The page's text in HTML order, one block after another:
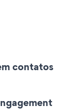
contatos